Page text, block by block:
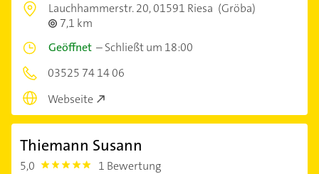
Lauchhammerstr. 20,01591 Riesa (Gröba)
7,1 km
Geöffnet –Schließt um 18:00
03525 74 14 06
Webseite
Thiemann Susann
5,0 5.0 1 Bewertung